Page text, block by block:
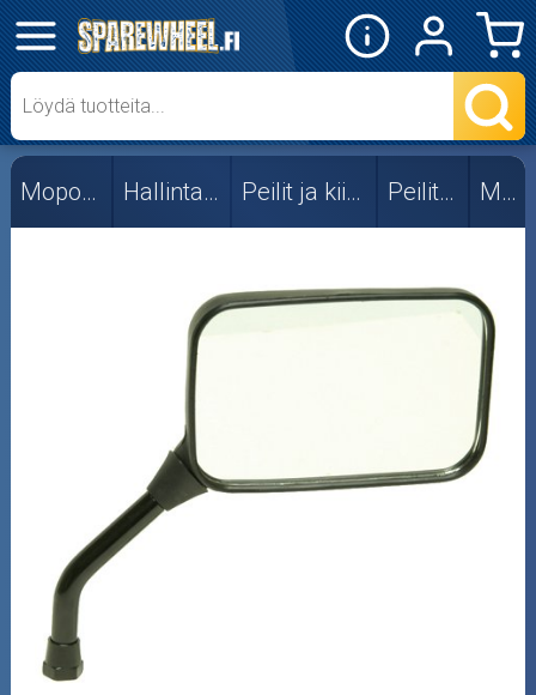
✕
Mopon osat
101_Octane
Forte
Skootterin osat
Crossipyörän osat
Moottoripyörän osat
Mopon osat Hallintalaitteet Peilit ja kiinnikkeet Peilit, yleis Muut